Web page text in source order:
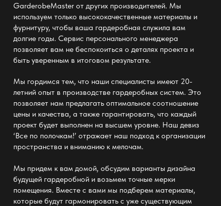
GarderobeMasterот других производителей. Мы
используем только высококачественные материалы и
фурнитуру, чтобы ваша гардеробная служила вам
долгие годы. Сервис персонального менеджера
позволяет вам не беспокоиться о деталях проекта и
быть уверенным в итоговом результате.
Мы гордимся тем, что наши специалисты имеют 20-
летний опыт в производстве гардеробных систем. Это
позволяет нам предлагать оптимальное соотношение
цены и качества, а также гарантировать, что каждый
проект будет выполнен на высшем уровне. Наш девиз
‘Все по полочкам!’ отражает наш подход корганизации
пространства и вниманию к мелочам.
Мы придем к вам домой, обсудим варианты дизайна
будущей гардеробной и возьмем точные мерки
помещения. Вместе с вами мы подберем материалы,
которые будут гармонировать с уже существующим